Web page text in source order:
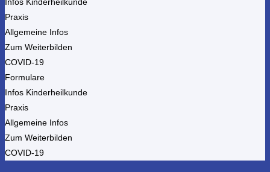
Praxis
Allgemeine Infos
Zum Weiterbilden
COVID-19
Formulare
Infos Kinderheilkunde
Praxis
Allgemeine Infos
Zum Weiterbilden
COVID-19